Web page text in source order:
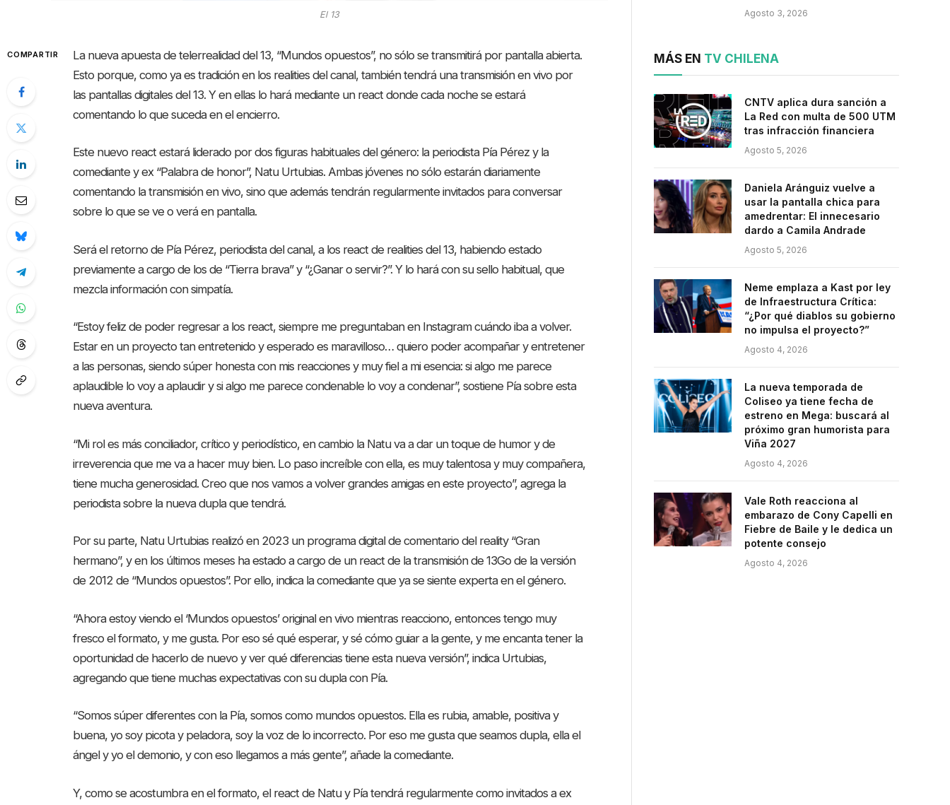
El 13
COMPARTIR
La nueva apuesta de telerrealidad del 13, “Mundos opuestos”, no sólo se transmitirá por pantalla abierta.
Esto porque, como ya es tradición en los realities del canal, también tendrá una transmisión en vivo por
las pantallas digitales del 13. Y en ellas lo hará mediante un react donde cada noche se estará
comentando lo que suceda en el encierro.
Este nuevo react estará liderado por dos figuras habituales del género: la periodista Pía Pérez y la
comediante y ex “Palabra de honor”, Natu Urtubias. Ambas jóvenes no sólo estarán diariamente
comentando la transmisión en vivo, sino que además tendrán regularmente invitados para conversar
sobre lo que se ve o verá en pantalla.
Será el retorno de Pía Pérez, periodista del canal, a los react de realities del 13, habiendo estado
previamente a cargo de los de “Tierra brava” y “¿Ganar o servir?”. Y lo hará con su sello habitual, que
mezcla información con simpatía.
“Estoy feliz de poder regresar a los react, siempre me preguntaban en Instagram cuándo iba a volver.
Estar en un proyecto tan entretenido y esperado es maravilloso… quiero poder acompañar y entretener
a las personas, siendo súper honesta con mis reacciones y muy fiel a mi esencia: si algo me parece
aplaudible lo voy a aplaudir y si algo me parece condenable lo voy a condenar”, sostiene Pía sobre esta
nueva aventura.
“Mi rol es más conciliador, crítico y periodístico, en cambio la Natu va a dar un toque de humor y de
irreverencia que me va a hacer muy bien. Lo paso increíble con ella, es muy talentosa y muy compañera,
tiene mucha generosidad. Creo que nos vamos a volver grandes amigas en este proyecto”, agrega la
periodista sobre la nueva dupla que tendrá.
Por su parte, Natu Urtubias realizó en 2023 un programa digital de comentario del reality “Gran
hermano”, y en los últimos meses ha estado a cargo de un react de la transmisión de 13Go de la versión
de 2012 de “Mundos opuestos”. Por ello, indica la comediante que ya se siente experta en el género.
“Ahora estoy viendo el ‘Mundos opuestos’ original en vivo mientras reacciono, entonces tengo muy
fresco el formato, y me gusta. Por eso sé qué esperar, y sé cómo guiar a la gente, y me encanta tener la
oportunidad de hacerlo de nuevo y ver qué diferencias tiene esta nueva versión”, indica Urtubias,
agregando que tiene muchas expectativas con su dupla con Pía.
“Somos súper diferentes con la Pía, somos como mundos opuestos. Ella es rubia, amable, positiva y
buena, yo soy picota y peladora, soy la voz de lo incorrecto. Por eso me gusta que seamos dupla, ella el
ángel y yo el demonio, y con eso llegamos a más gente”, añade la comediante.
Y, como se acostumbra en el formato, el react de Natu y Pía tendrá regularmente como invitados a ex
Agosto 3, 2026
MÁS EN TV CHILENA
CNTV aplica dura sanción a
La Red con multa de 500 UTM
tras infracción financiera
Agosto 5, 2026
Daniela Aránguiz vuelve a
usar la pantalla chica para
amedrentar: El innecesario
dardo a Camila Andrade
Agosto 5, 2026
Neme emplaza a Kast por ley
de Infraestructura Crítica:
“¿Por qué diablos su gobierno
no impulsa el proyecto?”
Agosto 4, 2026
La nueva temporada de
Coliseo ya tiene fecha de
estreno en Mega: buscará al
próximo gran humorista para
Viña 2027
Agosto 4, 2026
Vale Roth reacciona al
embarazo de Cony Capelli en
Fiebre de Baile y le dedica un
potente consejo
Agosto 4, 2026